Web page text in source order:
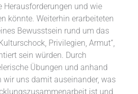
Herausforderungen und wie
könnte. Weiterhin erarbeiteten
Bewusstsein rund um das
Privilegien, Armut“,
sein würden. Durch
Übungen und anhand
wir uns damit auseinander, was
ist und